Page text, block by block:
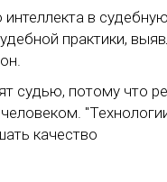
интеллекта в судебную
практики,
судью, потому что
качество